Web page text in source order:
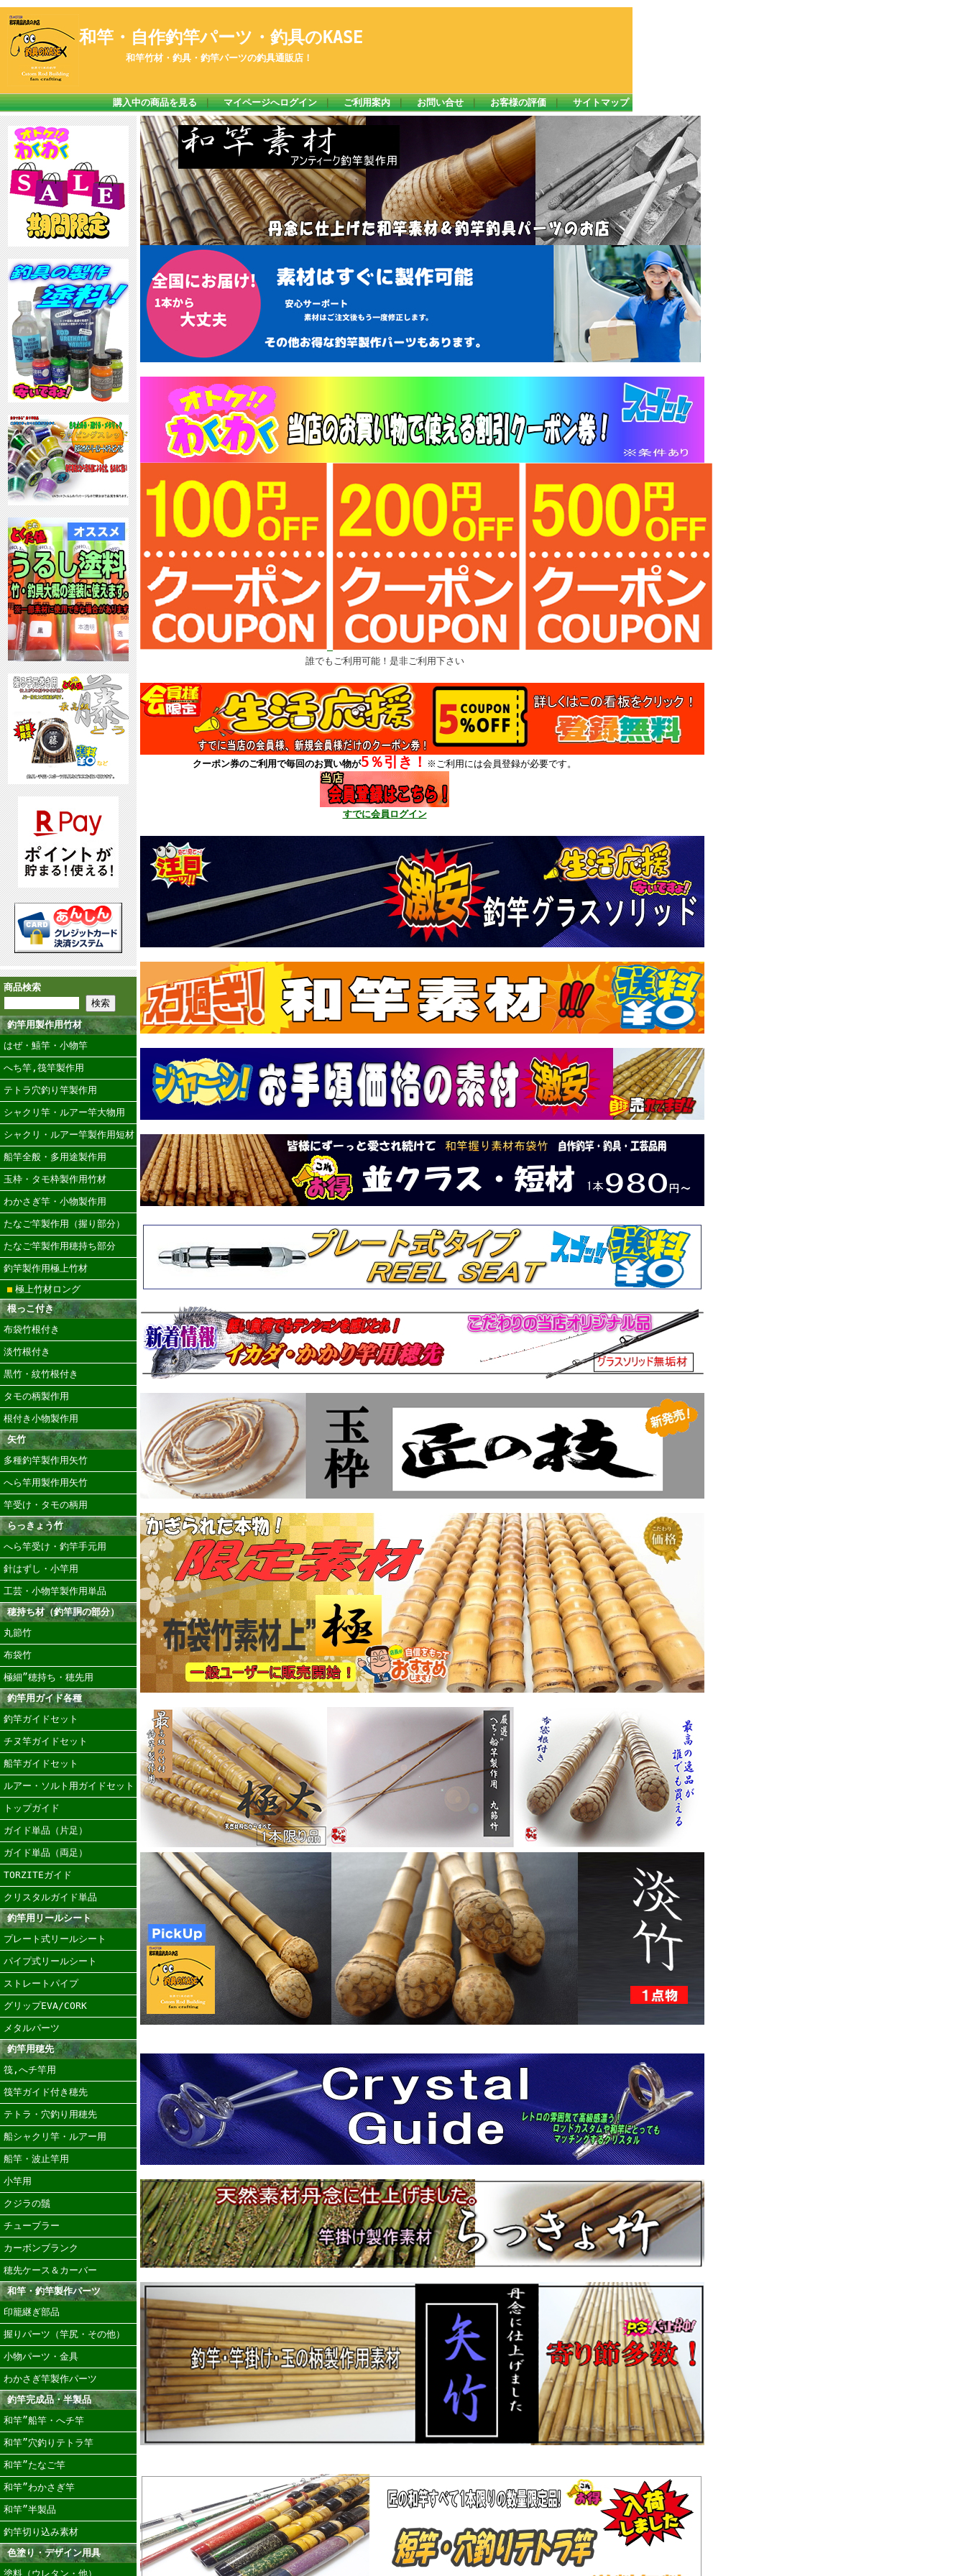
和竿・自作釣竿パーツ・釣具のKASE
和竿竹材・釣具・釣竿パーツの釣具通販店！
購入中の商品を見る｜ マイページへログイン｜ ご利用案内｜ お問い合せ｜ お客様の評価｜ サイトマップ
商品検索
釣竿用製作用竹材
はぜ・鱚竿・小物竿
へち竿,筏竿製作用
テトラ穴釣り竿製作用
シャクリ竿・ルアー竿大物用
シャクリ・ルアー竿製作用短材
船竿全般・多用途製作用
玉枠・タモ枠製作用竹材
わかさぎ竿・小物製作用
たなご竿製作用（握り部分）
たなご竿製作用穂持ち部分
釣竿製作用極上竹材
極上竹材ロング
根っこ付き
布袋竹根付き
淡竹根付き
黒竹・紋竹根付き
タモの柄製作用
根付き小物製作用
矢竹
多種釣竿製作用矢竹
へら竿用製作用矢竹
竿受け・タモの柄用
らっきょう竹
へら竿受け・釣竿手元用
針はずし・小竿用
工芸・小物竿製作用単品
穂持ち材（釣竿胴の部分）
丸節竹
布袋竹
極細”穂持ち・穂先用
釣竿用ガイド各種
釣竿ガイドセット
チヌ竿ガイドセット
船竿ガイドセット
ルアー・ソルト用ガイドセット
トップガイド
ガイド単品（片足）
ガイド単品（両足）
TORZITEガイド
クリスタルガイド単品
釣竿用リールシート
プレート式リールシート
パイプ式リールシート
ストレートパイプ
グリップEVA/CORK
メタルパーツ
釣竿用穂先
筏,へチ竿用
筏竿ガイド付き穂先
テトラ・穴釣り用穂先
船シャクリ竿・ルアー用
船竿・波止竿用
小竿用
クジラの鬚
チューブラー
カーボンブランク
穂先ケース＆カーバー
和竿・釣竿製作パーツ
印籠継ぎ部品
握りパーツ（竿尻・その他）
小物パーツ・金具
わかさぎ竿製作パーツ
釣竿完成品・半製品
和竿”船竿・へチ竿
和竿”穴釣りテトラ竿
和竿”たなご竿
和竿”わかさぎ竿
和竿”半製品
釣竿切り込み素材
色塗り・デザイン用具
塗料（ウレタン・他）
誰でもご利用可能！是非ご利用下さい
クーポン券のご利用で毎回のお買い物が5％引き！ ※ご利用には会員登録が必要です。
すでに会員ログイン